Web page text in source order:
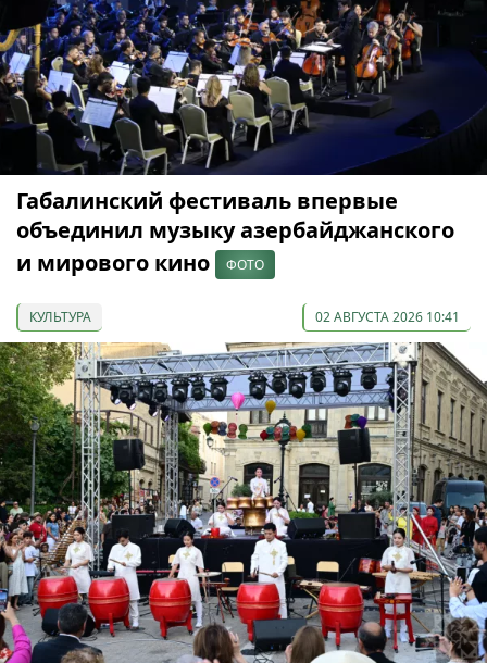
Габалинский фестиваль впервые
объединил музыку азербайджанского
и мирового кино
ФОТО
КУЛЬТУРА 02 АВГУСТА 2026 10:41